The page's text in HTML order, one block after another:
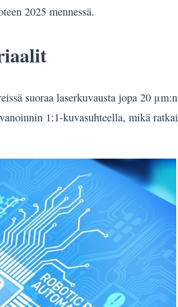
2025 mennessä.
suoraa laserkuvausta jopa 20
1:1-kuvasuhteella, mikä